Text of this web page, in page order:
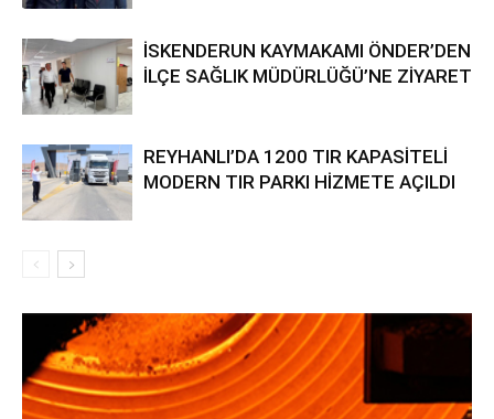
İSKENDERUN KAYMAKAMI ÖNDER’DEN
İLÇE SAĞLIK MÜDÜRLÜĞÜ’NE ZİYARET
REYHANLI’DA 1200 TIR KAPASİTELİ
MODERN TIR PARKI HİZMETE AÇILDI